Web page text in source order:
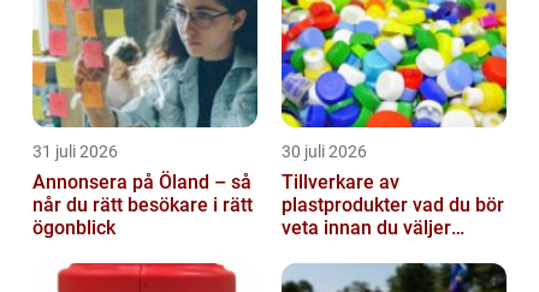
marginale...
31 juli 2026
Annonsera på Öland – så
når du rätt besökare i rätt
ögonblick
30 juli 2026
Tillverkare av
plastprodukter vad du bör
veta innan du väljer